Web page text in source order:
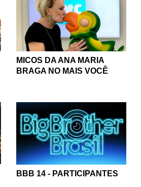
MICOS DA ANA MARIA
BRAGA NO MAIS VOCÊ
BBB 14 - PARTICIPANTES